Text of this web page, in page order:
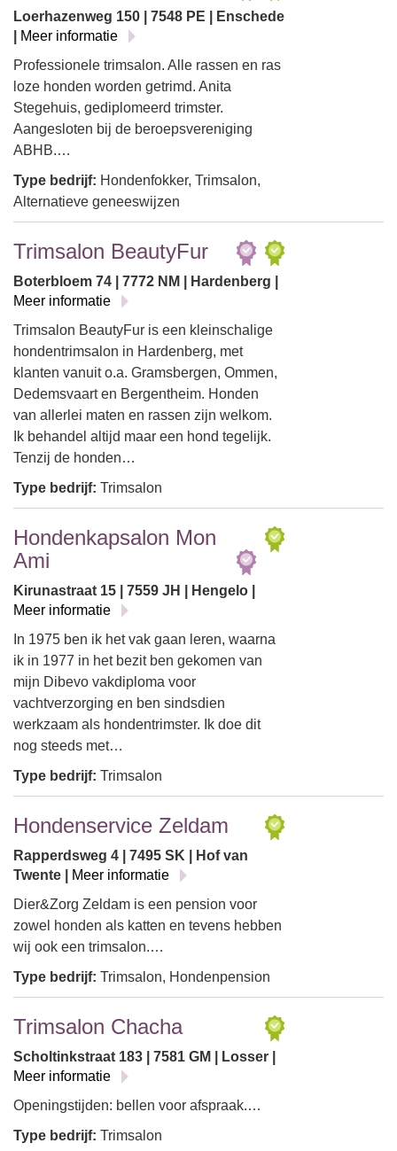
Loerhazenweg 150 | 7548 PE | Enschede
Meer informatie
Professionele trimsalon. Alle rassen en ras
loze honden worden getrimd. Anita
Stegehuis, gediplomeerd trimster.
Aangesloten bij de beroepsvereniging
ABHB.…
Type bedrijf: Hondenfokker, Trimsalon,
Alternatieve geneeswijzen
Trimsalon BeautyFur
Boterbloem 74 | 7772 NM | Hardenberg |
Meer informatie
Trimsalon BeautyFur is een kleinschalige
hondentrimsalon in Hardenberg, met
klanten vanuit o.a. Gramsbergen, Ommen,
Dedemsvaart en Bergentheim. Honden
van allerlei maten en rassen zijn welkom.
Ik behandel altijd maar een hond tegelijk.
Tenzij de honden…
Type bedrijf: Trimsalon
Hondenkapsalon Mon
Ami
Kirunastraat 15 | 7559 JH | Hengelo |
Meer informatie
In 1975 ben ik het vak gaan leren, waarna
ik in 1977 in het bezit ben gekomen van
mijn Dibevo vakdiploma voor
vachtverzorging en ben sindsdien
werkzaam als hondentrimster. Ik doe dit
nog steeds met…
Type bedrijf: Trimsalon
Hondenservice Zeldam
Rapperdsweg 4 | 7495 SK | Hof van
Twente |
Meer informatie
Dier&Zorg Zeldam is een pension voor
zowel honden als katten en tevens hebben
wij ook een trimsalon.…
Type bedrijf: Trimsalon, Hondenpension
Trimsalon Chacha
Scholtinkstraat 183 | 7581 GM | Losser |
Meer informatie
Openingstijden: bellen voor afspraak.…
Type bedrijf: Trimsalon